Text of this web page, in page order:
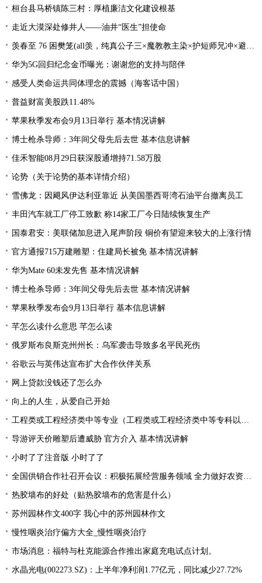
桓台县马桥镇陈三村：厚植廉洁文化建设根基
走近大漠深处修井人——油井“医生”担使命
羡春至 76 困樊笼(all羡，纯真公子三×魔教教主染×护短师兄冲×避世温柔影×贪财白莲羡）
华为5G回归纪念金币曝光：谢谢您的支持与陪伴
感受人类命运共同体理念的震撼（海客话中国）
普益财富美股跌11.48%
苹果秋季发布会9月13日举行 基本情况讲解
博士枪杀导师：3年间父母先后去世 基本信息讲解
佳禾智能08月29日获深股通增持71.58万股
论势（关于论势的基本详情介绍）
雪佛龙：因飓风伊达利亚靠近 从美国墨西哥湾石油平台撤离员工
丰田汽车就工厂停工致歉 称14家工厂今日陆续恢复生产
国泰君安：美联储加息进入尾声阶段 铜价有望迎来较大的上涨行情
官方通报715万建雕塑：住建局长被免 基本情况讲解
华为Mate 60未发先售 基本情况讲解
博士枪杀导师：3年间父母先后去世 基本情况讲解
苹果秋季发布会9月13日举行 基本信息讲解
芊怎么读什么意思 芊怎么读
俄罗斯布良斯克州州长：乌军袭击导致多名平民死伤
谷歌云与英伟达宣布扩大合作伙伴关系
网上贷款没钱还了怎么办
向上的人生，从爱自己开始
工程类或工程经济类中等专业（工程类或工程经济类中等专科以上学历）
导游评天价雕塑后遭威胁 官方介入 基本情况讲解
小时了了注音版 小时了了
全国供销合作社召开会议：积极拓展经营服务领域 全力做好农资供应
热胶墙布的好处（贴热胶墙布的危害是什么）
苏州园林作文400字 我心中的苏州园林作文
慢性咽炎治疗偏方大全_慢性咽炎治疗
市场消息：福特与杜克能源合作推出家庭充电试点计划。
水晶光电(002273.SZ)：上半年净利润1.77亿元，同比减少27.72%